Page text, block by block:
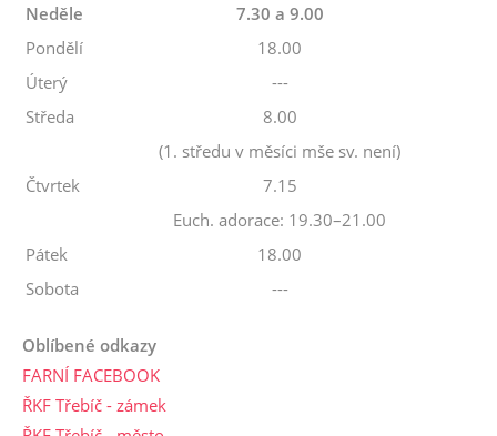
Neděle
7.30 a 9.00
Pondělí
18.00
Úterý
---
Středa
8.00
(1. středu v měsíci mše sv. není)
Čtvrtek
7.15
Euch. adorace: 19.30–21.00
Pátek
18.00
Sobota
---
Oblíbené odkazy
FARNÍ FACEBOOK
ŘKF Třebíč - zámek